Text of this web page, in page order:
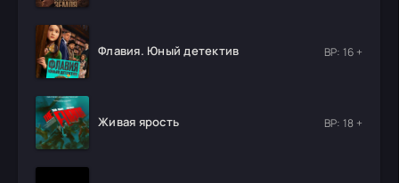
Флавия. Юный детектив ВР: 16 +
Живая ярость ВР: 18 +